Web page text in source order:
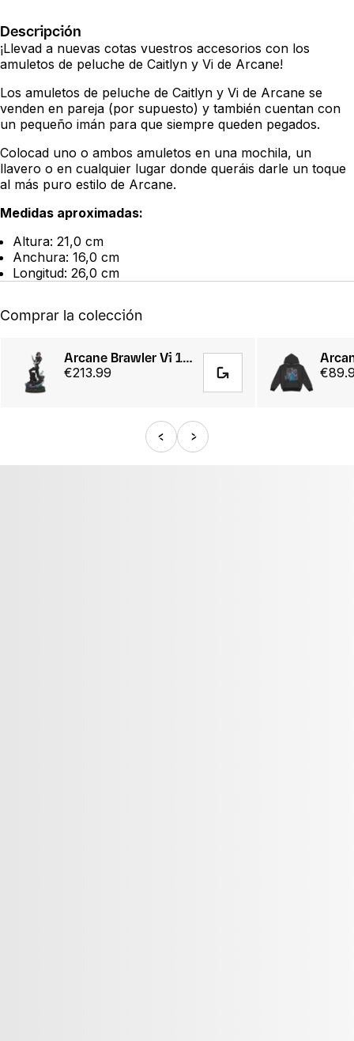
Descripción
¡Llevad a nuevas cotas vuestros accesorios con los
amuletos de peluche de Caitlyn y Vi de Arcane!
Los amuletos de peluche de Caitlyn y Vi de Arcane se
venden en pareja (por supuesto) y también cuentan con
un pequeño imán para que siempre queden pegados.
Colocad uno o ambos amuletos en una mochila, un
llavero o en cualquier lugar donde queráis darle un toque
al más puro estilo de Arcane.
Medidas aproximadas:
Altura: 21,0 cm
Anchura: 16,0 cm
Longitud: 26,0 cm
Comprar la colección
Arcane Brawler Vi 1/7 Scale Statue
€213.99